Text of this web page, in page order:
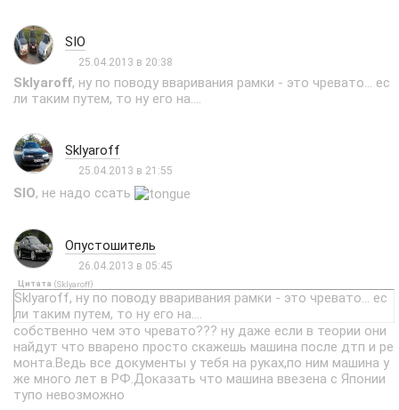
SIO
25.04.2013 в 20:38
Sklyaroff, ну по поводу вваривания рамки - это чревато... ес
ли таким путем, то ну его на....
Sklyaroff
25.04.2013 в 21:55
SIO, не надо ссать
Опустошитель
26.04.2013 в 05:45
Цитата (Sklyaroff)
Sklyaroff, ну по поводу вваривания рамки - это чревато... ес
ли таким путем, то ну его на....
собственно чем это чревато??? ну даже если в теории они
найдут что вварено просто скажешь машина после дтп и ре
монта.Ведь все документы у тебя на руках,по ним машина у
же много лет в РФ.Доказать что машина ввезена с Японии
тупо невозможно